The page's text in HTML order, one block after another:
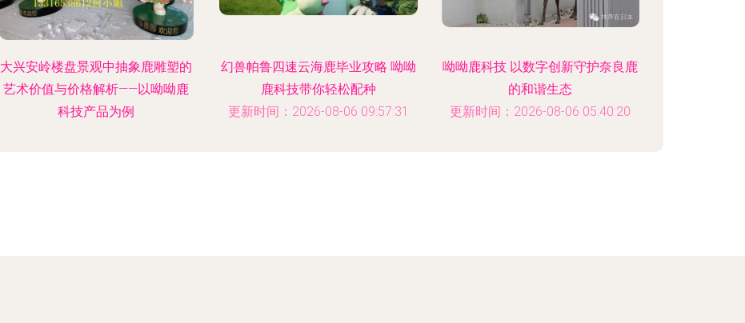
大兴安岭楼盘景观中抽象鹿雕塑的
艺术价值与价格解析——以呦呦鹿
科技产品为例
幻兽帕鲁四速云海鹿毕业攻略 呦呦
鹿科技带你轻松配种
更新时间：2026-08-06 09:57:31
呦呦鹿科技 以数字创新守护奈良鹿
的和谐生态
更新时间：2026-08-06 05:40:20